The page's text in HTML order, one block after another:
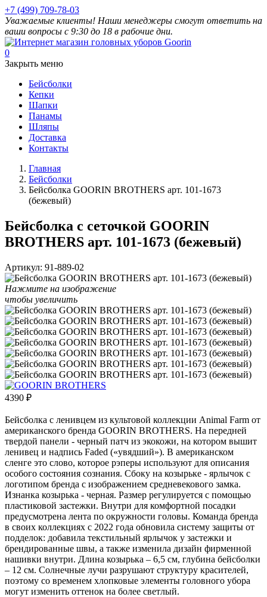
+7 (499) 709-78-03
Уважаемые клиенты! Наши менеджеры смогут ответить на
ваши вопросы с 9:30 до 18 в рабочие дни.
0
Закрыть меню
Бейсболки
Кепки
Шапки
Панамы
Шляпы
Доставка
Контакты
Главная
Бейсболки
Бейсболка GOORIN BROTHERS арт. 101-1673
(бежевый)
Бейсболка с сеточкой GOORIN
BROTHERS арт. 101-1673 (бежевый)
Артикул: 91-889-02
Нажмите на изображение
чтобы увеличить
4390 ₽
Бейсболка с ленивцем из культовой коллекции Animal Farm от
американского бренда GOORIN BROTHERS. На передней
твердой панели - черный патч из экокожи, на котором вышит
ленивец и надпись Faded («увядший»). В американском
сленге это слово, которое рэперы используют для описания
особого состояния сознания. Сбоку на козырьке - ярлычок с
логотипом бренда с изображением средневекового замка.
Изнанка козырька - черная. Размер регулируется с помощью
пластиковой застежки. Внутри для комфортной посадки
предусмотрена лента по окружности головы. Команда бренда
в своих коллекциях с 2022 года обновила систему защиты от
подделок: добавила текстильный ярлычок у застежки и
брендированные швы, а также изменила дизайн фирменной
нашивки внутри. Длина козырька – 6,5 см, глубина бейсболки
– 12 см. Солнечные лучи разрушают структуру красителей,
поэтому со временем хлопковые элементы головного убора
могут изменить оттенок на более светлый.